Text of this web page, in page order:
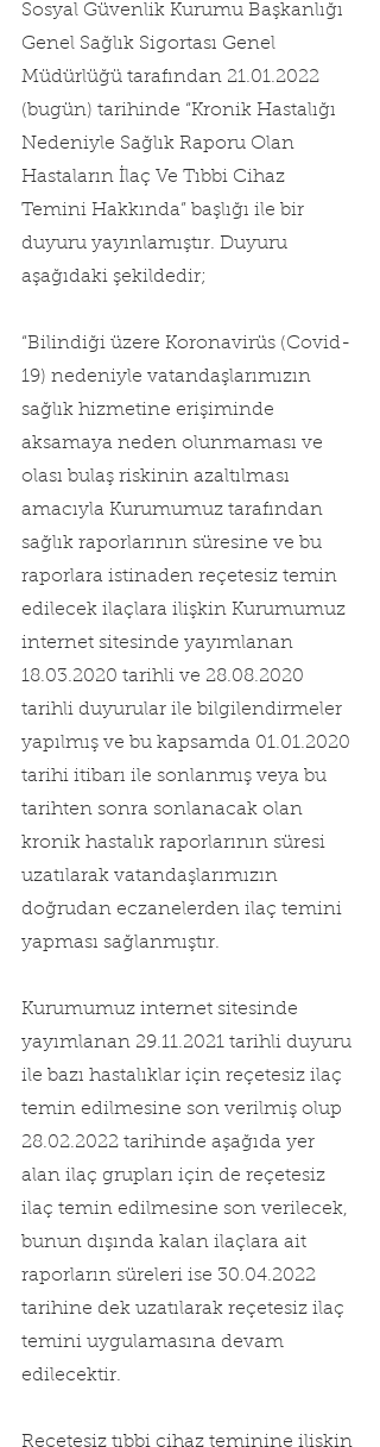
Sosyal Güvenlik Kurumu Başkanlığı
Genel Sağlık Sigortası Genel
Müdürlüğü tarafından 21.01.2022
(bugün) tarihinde “Kronik Hastalığı
Nedeniyle Sağlık Raporu Olan
Hastaların İlaç Ve Tıbbi Cihaz
Temini Hakkında” başlığı ile bir
duyuru yayınlamıştır. Duyuru
aşağıdaki şekildedir;
“Bilindiği üzere Koronavirüs (Covid-
19) nedeniyle vatandaşlarımızın
sağlık hizmetine erişiminde
aksamaya neden olunmaması ve
olası bulaş riskinin azaltılması
amacıyla Kurumumuz tarafından
sağlık raporlarının süresine ve bu
raporlara istinaden reçetesiz temin
edilecek ilaçlara ilişkin Kurumumuz
internet sitesinde yayımlanan
18.03.2020 tarihli ve 28.08.2020
tarihli duyurular ile bilgilendirmeler
yapılmış ve bu kapsamda 01.01.2020
tarihi itibarı ile sonlanmış veya bu
tarihten sonra sonlanacak olan
kronik hastalık raporlarının süresi
uzatılarak vatandaşlarımızın
doğrudan eczanelerden ilaç temini
yapması sağlanmıştır.
Kurumumuz internet sitesinde
yayımlanan 29.11.2021 tarihli duyuru
ile bazı hastalıklar için reçetesiz ilaç
temin edilmesine son verilmiş olup
28.02.2022 tarihinde aşağıda yer
alan ilaç grupları için de reçetesiz
ilaç temin edilmesine son verilecek,
bunun dışında kalan ilaçlara ait
raporların süreleri ise 30.04.2022
tarihine dek uzatılarak reçetesiz ilaç
temini uygulamasına devam
edilecektir.
Reçetesiz tıbbi cihaz teminine ilişkin